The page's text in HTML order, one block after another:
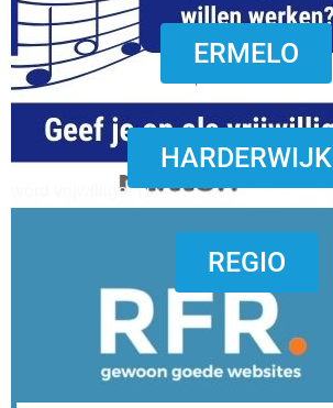
word vrijwilliger (1)
ERMELO
HARDERWIJK
REGIO